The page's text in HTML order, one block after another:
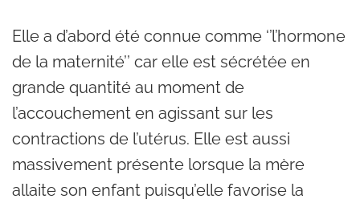
Elle a d’abord été connue comme ‘’l’hormone
de la maternité’’ car elle est sécrétée en
grande quantité au moment de
l’accouchement en agissant sur les
contractions de l’utérus. Elle est aussi
massivement présente lorsque la mère
allaite son enfant puisqu’elle favorise la